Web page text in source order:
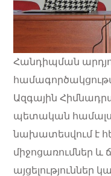
Հանդիպման
Ազգային
պետական
նախատեսվում է
միջոցառումներ
այցելություններ